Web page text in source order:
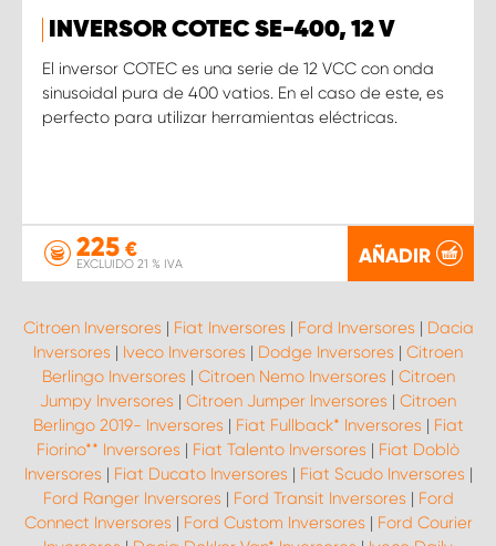
INVERSOR COTEC SE-400, 12 V
El inversor COTEC es una serie de 12 VCC con onda
sinusoidal pura de 400 vatios. En el caso de este, es
perfecto para utilizar herramientas eléctricas.
225 €
EXCLUIDO 21 % IVA AÑADIR
Citroen Inversores | Fiat Inversores | Ford Inversores | Dacia
Inversores | Iveco Inversores | Dodge Inversores | Citroen
Berlingo Inversores | Citroen Nemo Inversores | Citroen
Jumpy Inversores | Citroen Jumper Inversores | Citroen
Berlingo 2019- Inversores | Fiat Fullback* Inversores | Fiat
Fiorino** Inversores | Fiat Talento Inversores | Fiat Doblò
Inversores | Fiat Ducato Inversores | Fiat Scudo Inversores |
Ford Ranger Inversores | Ford Transit Inversores | Ford
Connect Inversores | Ford Custom Inversores | Ford Courier